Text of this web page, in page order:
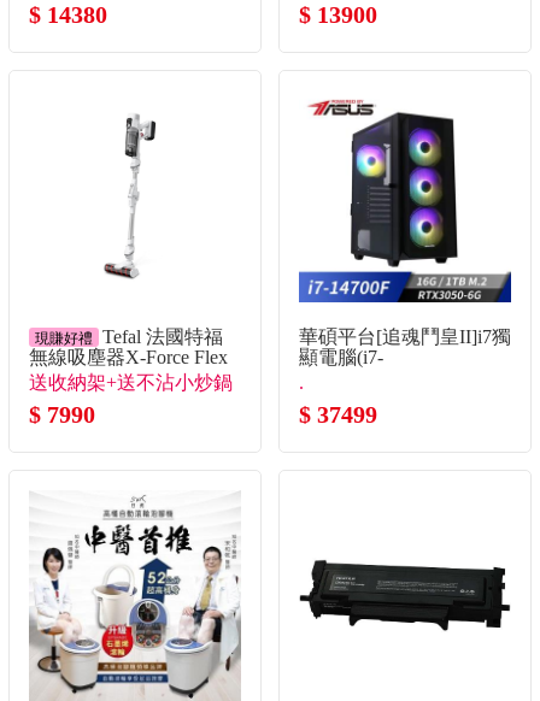
$ 14380 $ 13900
現賺好禮
Tefal 法國特福
無線吸塵器X-Force Flex
9.6
送收納架+送不沾小炒鍋
$ 7990
華碩平台[追魂鬥皇II]i7獨
顯電腦(i7-
.
$ 37499